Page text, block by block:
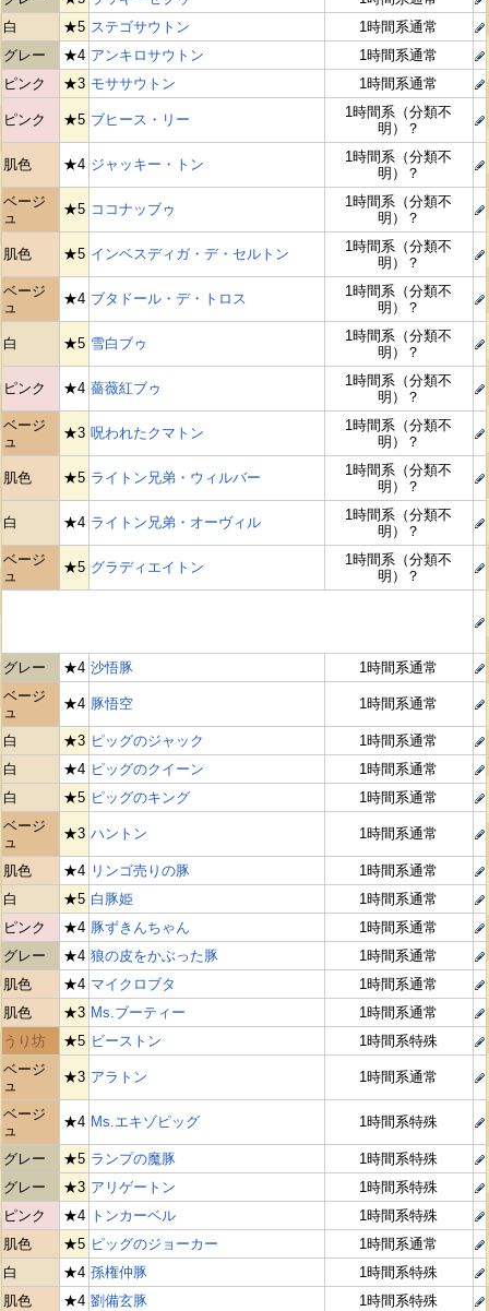
白
★5 ステゴサウトン
1時間系通常
グレー
★4 アンキロサウトン
1時間系通常
ピンク
★3 モササウトン 1時間系通常
ピンク ★5 ブヒース・リー
1時間系（分類不
明）？
肌色 ★4 ジャッキー・トン
1時間系（分類不
明）？
ベージ
ュ
★5 ココナッブゥ
1時間系（分類不
明）？
肌色 ★5 インベスディガ・デ・セルトン
1時間系（分類不
明）？
ベージ
ュ
★4 ブタドール・デ・トロス
1時間系（分類不
明）？
白 ★5 雪白ブゥ
1時間系（分類不
明）？
ピンク ★4 薔薇紅ブゥ
1時間系（分類不
明）？
ベージ
ュ
★3 呪われたクマトン
1時間系（分類不
明）？
肌色 ★5 ライトン兄弟・ウィルバー
1時間系（分類不
明）？
白 ★4 ライトン兄弟・オーヴィル
1時間系（分類不
明）？
ベージ
ュ
★5 グラディエイトン
1時間系（分類不
明）？
グレー ★4 沙悟豚
1時間系通常
ベージ
ュ
★4 豚悟空 1時間系通常
白 ★3 ピッグのジャック
1時間系通常
白
★4 ピッグのクイーン
1時間系通常
白
★5 ピッグのキング
1時間系通常
ベージ
ュ
★3 ハントン 1時間系通常
肌色 ★4 リンゴ売りの豚
1時間系通常
白
★5 白豚姫
1時間系通常
ピンク
★4 豚ずきんちゃん
1時間系通常
グレー
★4 狼の皮をかぶった豚
1時間系通常
肌色
★4 マイクロブタ
1時間系通常
肌色
★3 Ms.ブーティー
1時間系通常
うり坊
★5 ビーストン
1時間系特殊
ベージ
ュ
★3 アラトン 1時間系通常
ベージ
ュ
★4 Ms.エキゾピッグ 1時間系特殊
グレー ★5 ランプの魔豚
1時間系特殊
グレー
★3 アリゲートン
1時間系特殊
ピンク
★4 トンカーベル
1時間系特殊
肌色
★5 ピッグのジョーカー
1時間系通常
白
★4 孫権仲豚
1時間系特殊
肌色
★4 劉備玄豚
1時間系特殊